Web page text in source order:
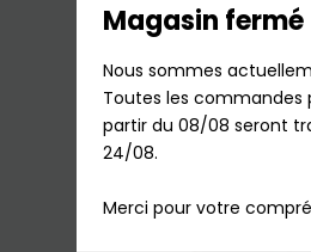
Magasin fermé
Nous sommes
Toutes les commandes
partir du 08/08 seront
24/08.
Merci pour votre